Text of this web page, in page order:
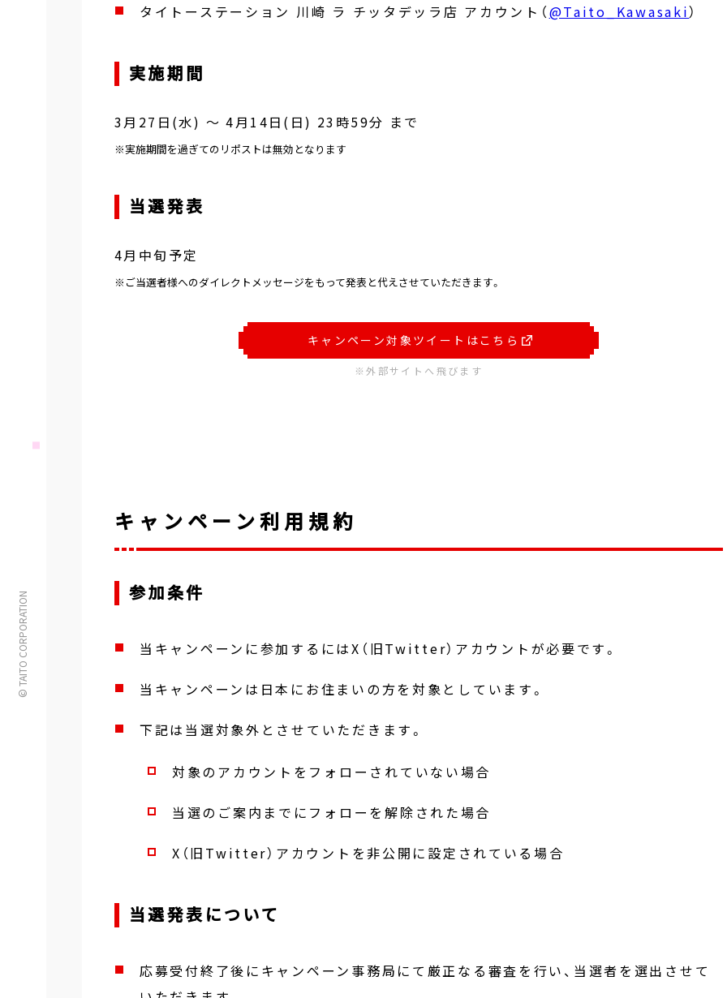
© TAITO CORPORATION
タイトーステーション 川崎 ラ チッタデッラ店 アカウント（@Taito_Kawasaki）
実施期間
3月27日(水) ～4月14日(日) 23時59分 まで
※実施期間を過ぎてのリポストは無効となります
当選発表
4月中旬予定
※ご当選者様へのダイレクトメッセージをもって発表と代えさせていただきます。
キャンペーン対象ツイートはこちら
※外部サイトへ飛びます
キャンペーン利用規約
参加条件
当キャンペーンに参加するにはX（旧Twitter）アカウントが必要です。
当キャンペーンは日本にお住まいの方を対象としています。
下記は当選対象外とさせていただきます。
対象のアカウントをフォローされていない場合
当選のご案内までにフォローを解除された場合
X（旧Twitter）アカウントを非公開に設定されている場合
当選発表について
応募受付終了後にキャンペーン事務局にて厳正なる審査を行い、当選者を選出させて